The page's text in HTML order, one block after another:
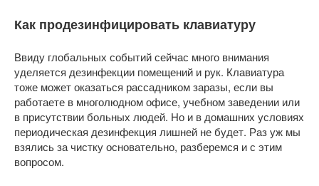
Как продезинфицировать клавиатуру
Ввиду глобальных событий сейчас много внимания
уделяется дезинфекции помещений и рук. Клавиатура
тоже может оказаться рассадником заразы, если вы
работаете в многолюдном офисе, учебном заведении или
в присутствии больных людей. Но и в домашних условиях
периодическая дезинфекция лишней не будет. Раз уж мы
взялись за чистку основательно, разберемся и с этим
вопросом.